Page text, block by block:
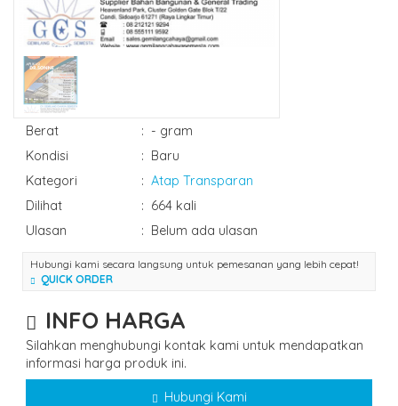
Berat : - gram
Kondisi
: Baru
Kategori
: Atap Transparan
Dilihat
: 664 kali
Ulasan
: Belum ada ulasan
Hubungi kami secara langsung untuk pemesanan yang lebih cepat!
QUICK ORDER
INFO HARGA
Silahkan menghubungi kontak kami untuk mendapatkan
informasi harga produk ini.
Hubungi Kami